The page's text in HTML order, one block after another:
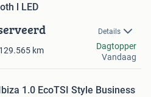
l LED
Details
129.565 km
Dagtopper
Vandaag
1.0 EcoTSI Style Business